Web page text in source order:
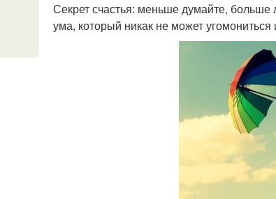
Секрет счастья: меньше думайте,
ума, который никак не может